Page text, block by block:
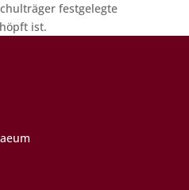
festgelegte
ist.